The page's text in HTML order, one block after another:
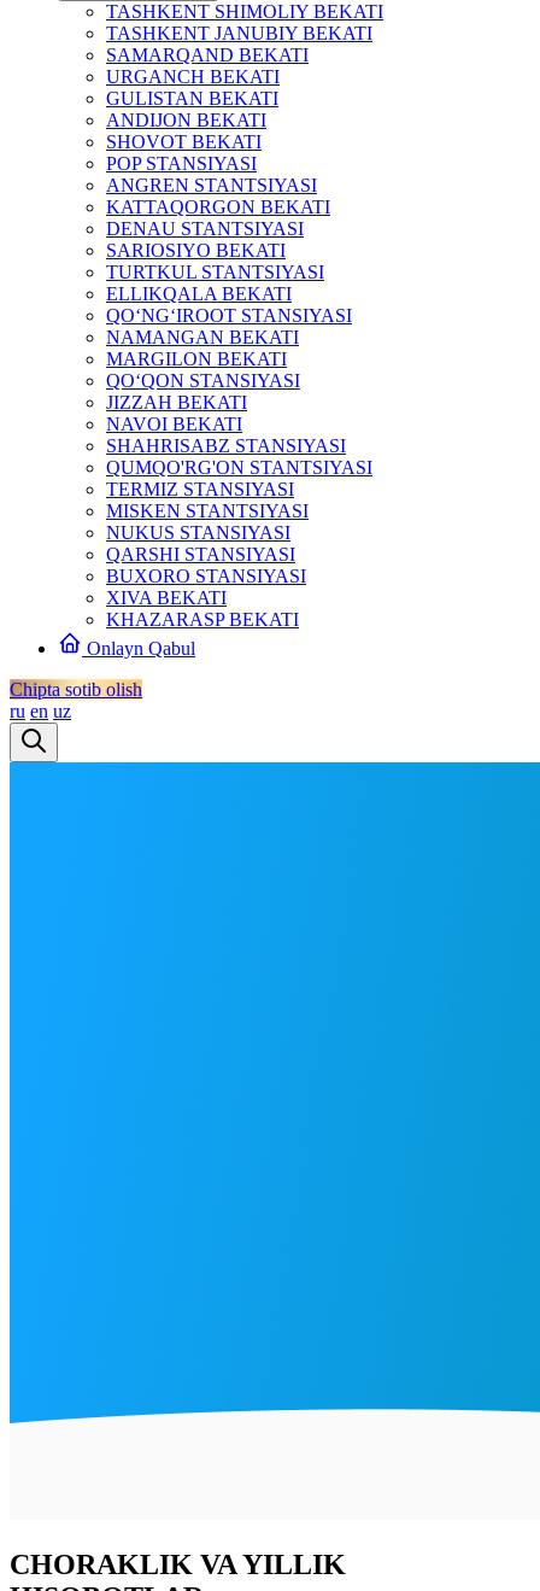
TASHKENT SHIMOLIY BEKATI
TASHKENT JANUBIY BEKATI
SAMARQAND BEKATI
URGANCH BEKATI
GULISTAN BEKATI
ANDIJON BEKATI
SHOVOT BEKATI
POP STANSIYASI
ANGREN STANTSIYASI
KATTAQORGON BEKATI
DENAU STANTSIYASI
SARIOSIYO BEKATI
TURTKUL STANTSIYASI
ELLIKQALA BEKATI
QO‘NG‘IROOT STANSIYASI
NAMANGAN BEKATI
MARGILON BEKATI
QO‘QON STANSIYASI
JIZZAH BEKATI
NAVOI BEKATI
SHAHRISABZ STANSIYASI
QUMQO'RG'ON STANTSIYASI
TERMIZ STANSIYASI
MISKEN STANTSIYASI
NUKUS STANSIYASI
QARSHI STANSIYASI
BUXORO STANSIYASI
XIVA BEKATI
KHAZARASP BEKATI
Onlayn Qabul
Chipta sotib olish
ru en uz
CHORAKLIK VA YILLIK